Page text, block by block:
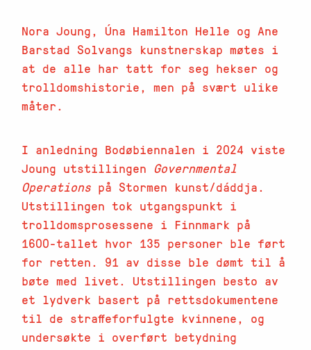
Nora Joung, Úna Hamilton Helle og Ane
Barstad Solvangs kunstnerskap møtes i
at de alle har tatt for seg hekser og
trolldomshistorie, men på svært ulike
måter.
I anledning Bodøbiennalen i 2024 viste
Joung utstillingen Governmental
Operations på Stormen kunst/dáddja.
Utstillingen tok utgangspunkt i
trolldomsprosessene i Finnmark på
1600-tallet hvor 135 personer ble ført
for retten. 91 av disse ble dømt til å
bøte med livet. Utstillingen besto av
et lydverk basert på rettsdokumentene
til de straffeforfulgte kvinnene, og
undersøkte i overført betydning